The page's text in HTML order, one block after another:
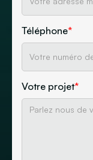
Téléphone*
Votre projet*